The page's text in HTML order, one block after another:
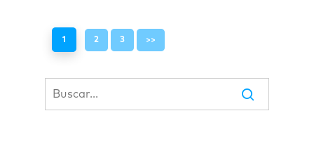
1 2 3 >>